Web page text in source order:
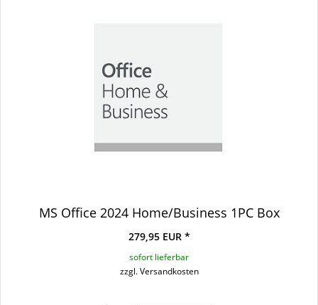
MS Office 2024 Home/Business 1PC Box
279,95 EUR *
sofort lieferbar
zzgl. Versandkosten